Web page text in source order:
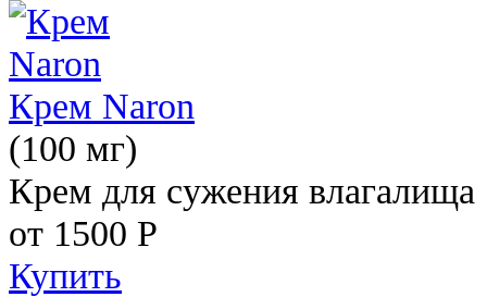
Крем Naron
(100 мг)
Крем для сужения влагалища
от 1500 Р
Купить